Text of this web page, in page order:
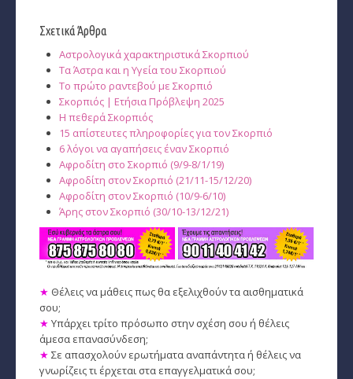
Σχετικά Άρθρα
Αστρολογικά χαρακτηριστικά Σκορπιού
Τα Άστρα και η Υγεία του Σκορπιού
Το πρώτο ραντεβού με Σκορπιό
Σκορπιός | Ετήσια Πρόβλεψη 2025
Η πεθερά Σκορπιός
15 απίστευτες πληροφορίες για τον Σκορπιό
6 λόγοι να αγαπήσεις έναν Σκορπιό
Αφροδίτη στο Σκορπιό (9/9-8/1/19)
Αφροδίτη στον Σκορπιό (21/11-15/12/20)
Αφροδίτη στον Σκορπιό (10/9-6/10)
Άρης στον Σκορπιό (30/10-13/12/21)
★ Θέλεις να μάθεις πως θα εξελιχθούν τα αισθηματικά
σου;
★ Υπάρχει τρίτο πρόσωπο στην σχέση σου ή θέλεις
άμεσα επανασύνδεση;
★ Σε απασχολούν ερωτήματα αναπάντητα ή θέλεις να
γνωρίζεις τι έρχεται στα επαγγελματικά σου;